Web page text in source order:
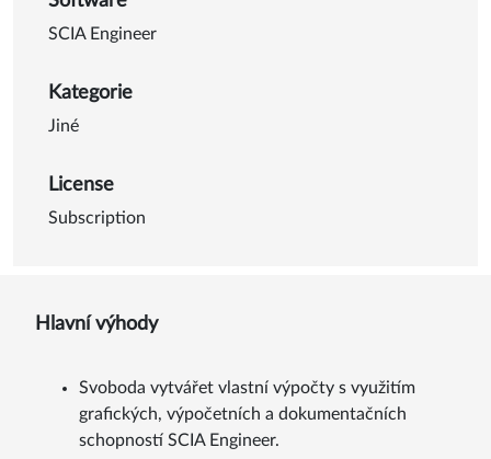
SCIA Engineer
Kategorie
Jiné
License
Subscription
Hlavní výhody
Svoboda vytvářet vlastní výpočty s využitím
grafických, výpočetních a dokumentačních
schopností SCIA Engineer.